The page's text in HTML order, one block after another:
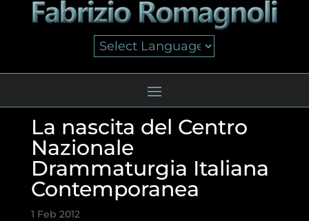
La nascita del Centro
Nazionale
Drammaturgia Italiana
Contemporanea
1 Feb 2012